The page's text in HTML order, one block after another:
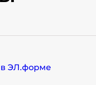
в ЭЛ.форме